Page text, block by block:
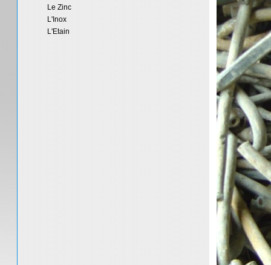
Le Zinc
L'Inox
L'Etain